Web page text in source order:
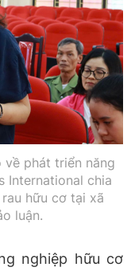
về phát triển năng
International chia
hữu cơ tại xã
luận.
nghiệp hữu cơ